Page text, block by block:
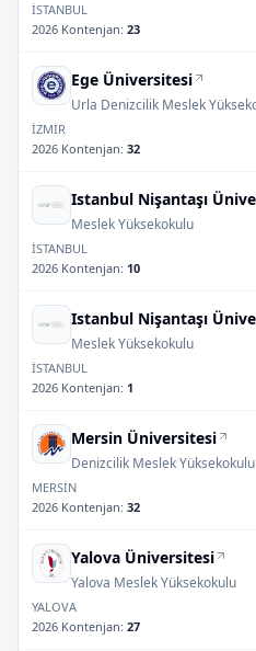
İSTANBUL
2026 Kontenjan: 23
Ege Üniversitesi
Urla Denizcilik Meslek
İZMİR
2026 Kontenjan: 32
Istanbul Nişantaşı
Meslek Yüksekokulu
İSTANBUL
2026 Kontenjan: 10
Istanbul Nişantaşı
Meslek Yüksekokulu
İSTANBUL
2026 Kontenjan: 1
Mersin Üniversitesi
Denizcilik Meslek Yüksekokulu
MERSİN
2026 Kontenjan: 32
Yalova Üniversitesi
Yalova Meslek Yüksekokulu
YALOVA
2026 Kontenjan: 27